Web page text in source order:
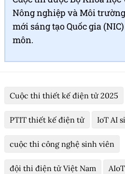
Nông nghiệp và Môi
mới sáng tạo Quốc gia
môn.
Cuộc thi thiết kế điện tử 2025
PTIT thiết kế điện tử IoT AI
cuộc thi công nghệ sinh viên
đội thi điện tử Việt Nam